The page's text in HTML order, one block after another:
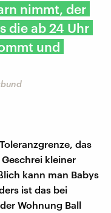
nimmt, der
die ab 24 Uhr
und
das
kleiner
kann man Babys
ist das bei
Wohnung Ball